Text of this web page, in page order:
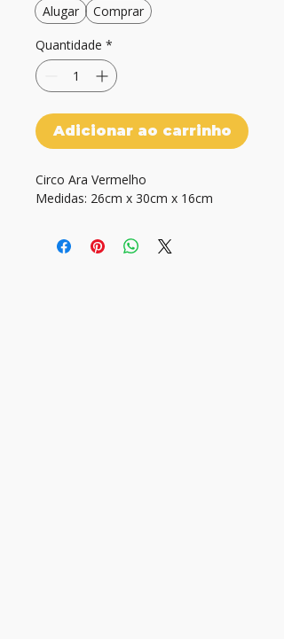
Alugar
Comprar
Quantidade *
Adicionar ao carrinho
Circo Ara Vermelho
Medidas: 26cm x 30cm x 16cm